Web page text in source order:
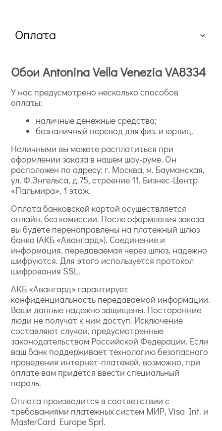
Оплата
Обои Antonina Vella Venezia VA8334
У нас предусмотрено несколько способов
оплаты:
наличные денежные средства;
безналичный перевод для физ. и юрлиц.
Наличными вы можете расплатиться при
оформлении заказа в нашем шоу-руме. Он
расположен по адресу: г. Москва, м. Бауманская,
ул. Ф.Энгельса, д.75, строение 11, Бизнес-Центр
«Пальмира», 1 этаж.
Оплата банковской картой осуществляется
онлайн, без комиссии. После оформления заказа
вы будете перенаправлены на платежный шлюз
банка (АКБ «Авангард»). Соединение и
информация, передаваемая через шлюз, надежно
шифруются. Для этого используется протокол
шифрования SSL.
АКБ «Авангард» гарантирует
конфиденциальность передаваемой информации.
Ваши данные надежно защищены. Посторонние
люди не получат к ним доступ. Исключение
составляют случаи, предусмотренные
законодательством Российской Федерации. Если
ваш банк поддерживает технологию безопасного
проведения интернет-платежей, возможно, при
оплате вам придется ввести специальный
пароль.
Оплата производится в соответствии с
требованиями платежных систем МИР, Visa Int. и
MasterCard Europe Sprl.